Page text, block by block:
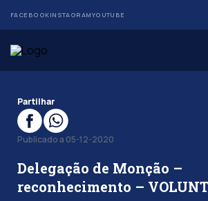
FACEBOOKINSTAGRAMYOUTUBE
Partilhar
Publicado a 05-12-2020
Delegação de Monção –
reconhecimento –